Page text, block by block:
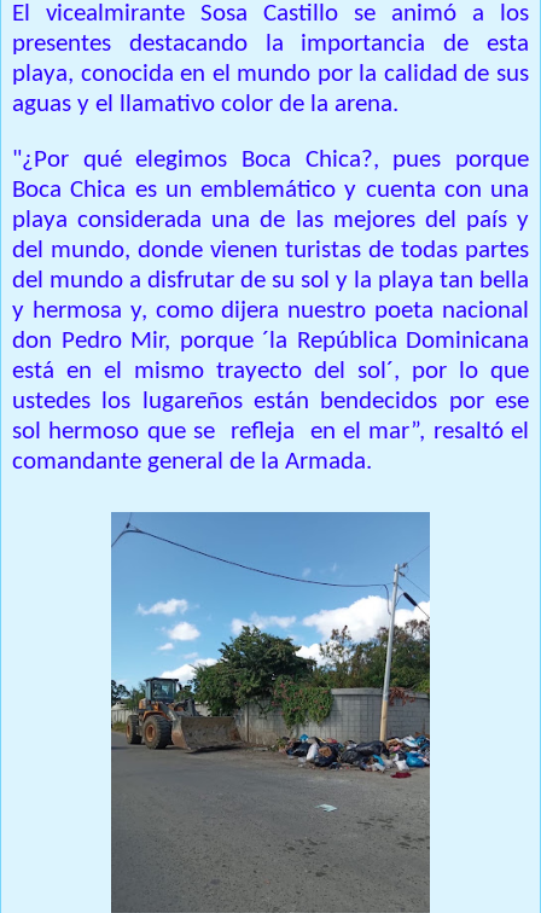
El vicealmirante Sosa Castillo se animó a los
presentes destacando la importancia de esta
playa, conocida en el mundo por la calidad de sus
aguas y el llamativo color de la arena.
"¿Por qué elegimos Boca Chica?, pues porque
Boca Chica es un emblemático y cuenta con una
playa considerada una de las mejores del país y
del mundo, donde vienen turistas de todas partes
del mundo a disfrutar de su sol y la playa tan bella
y hermosa y, como dijera nuestro poeta nacional
don Pedro Mir, porque ´la República Dominicana
está en el mismo trayecto del sol´, por lo que
ustedes los lugareños están bendecidos por ese
sol hermoso que se
refleja
en el mar”, resaltó el
comandante general de la Armada.